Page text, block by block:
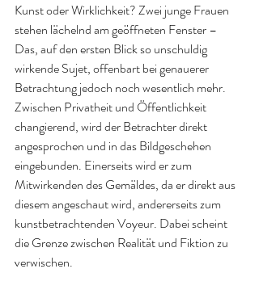
Kunst oder Wirklichkeit? Zwei junge Frauen
stehen lächelnd am geöffneten Fenster –
Das, auf den ersten Blick so unschuldig
wirkende Sujet, offenbart bei genauerer
Betrachtung jedoch noch wesentlich mehr.
Zwischen Privatheit und Öffentlichkeit
changierend, wird der Betrachter direkt
angesprochen und in das Bildgeschehen
eingebunden. Einerseits wird er zum
Mitwirkenden des Gemäldes, da er direkt aus
diesem angeschaut wird, andererseits zum
kunstbetrachtenden Voyeur. Dabei scheint
die Grenze zwischen Realität und Fiktion zu
verwischen.